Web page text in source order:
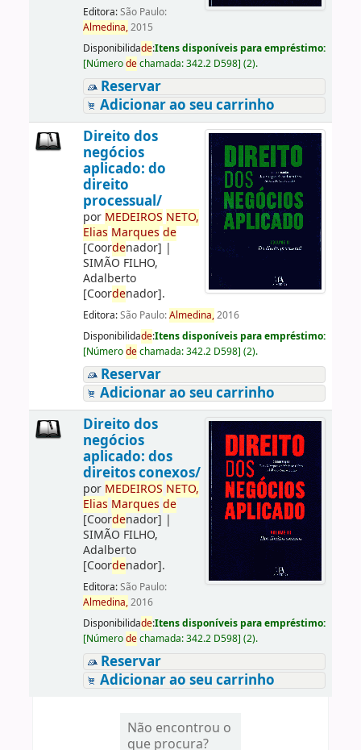
Editora:São Paulo:
Almedina,2015
Disponibilidade:Itens disponíveis para empréstimo:
[Númerodechamada:342.2 D598] (2).
Reservar
Adicionar ao seu carrinho
Direito dos
negócios
aplicado: do
direito
processual/
por MEDEIROS NETO,
Elias Marques de
[Coordenador] |
SIMÃO FILHO,
Adalberto
[Coordenador].
Editora:São Paulo:Almedina,2016
Disponibilidade:Itens disponíveis para empréstimo:
[Númerodechamada:342.2 D598] (2).
Reservar
Adicionar ao seu carrinho
Direito dos
negócios
aplicado: dos
direitos conexos/
por MEDEIROS NETO,
Elias Marques de
[Coordenador] |
SIMÃO FILHO,
Adalberto
[Coordenador].
Editora:São Paulo:
Almedina,2016
Disponibilidade:Itens disponíveis para empréstimo:
[Númerodechamada:342.2 D598] (2).
Reservar
Adicionar ao seu carrinho
Não encontrou o
que procura?